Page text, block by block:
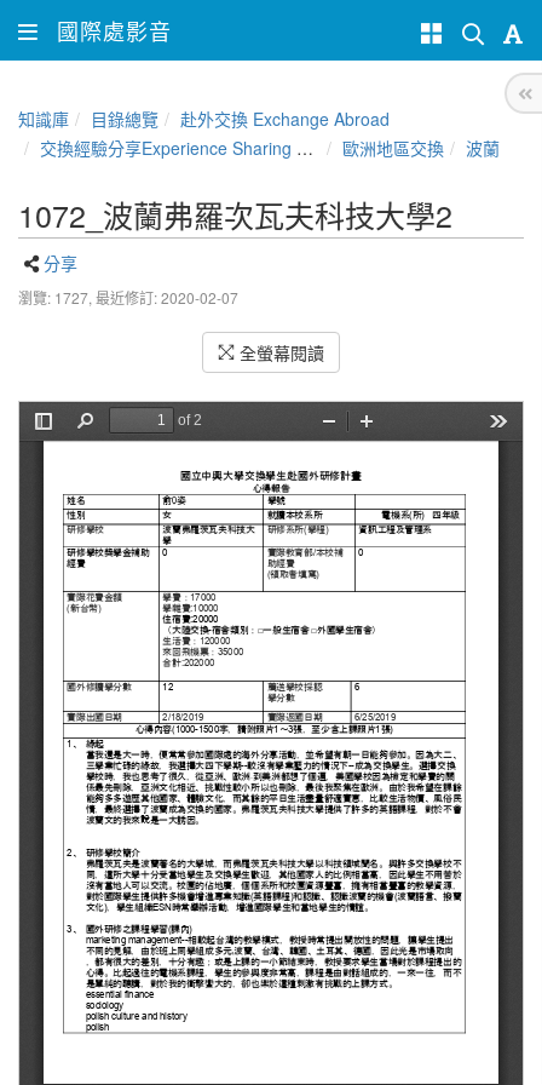
國際處影音
知識庫 目錄總覽
赴外交換 Exchange Abroad
交換經驗分享Experience Sharing of NCHU Exchange Program
歐洲地區交換 波蘭
1072_波蘭弗羅次瓦夫科技大學2
分享
瀏覽: 1727, 最近修訂: 2020-02-07
全螢幕閱讀